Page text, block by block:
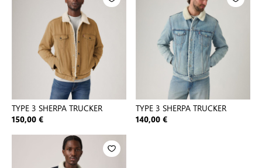
TYPE 3 SHERPA TRUCKER
150,00 €
TYPE 3 SHERPA TRUCKER
140,00 €